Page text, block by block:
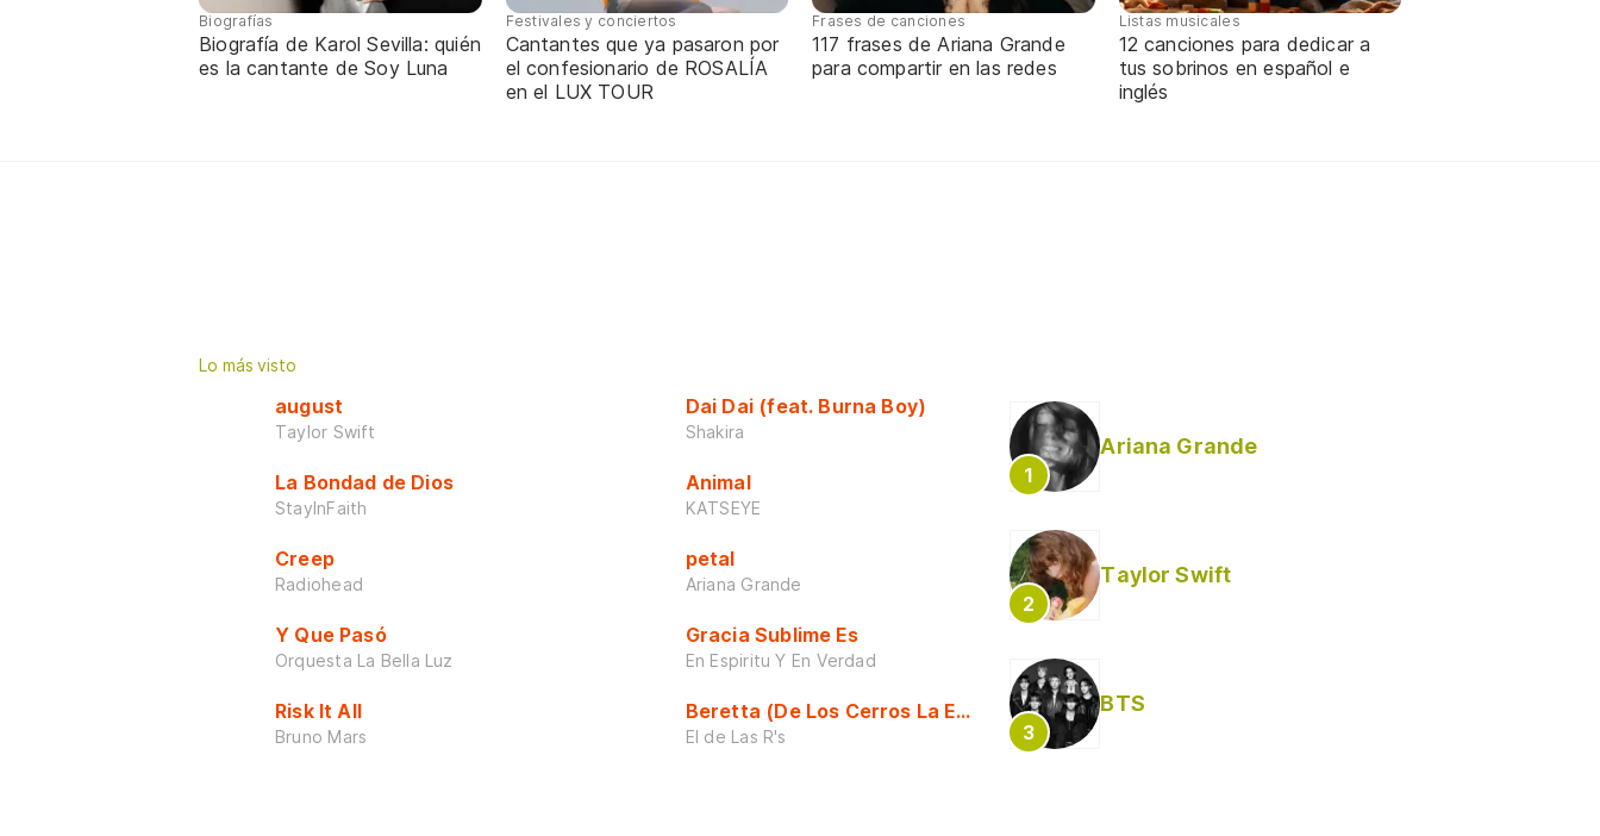
Biografías
Biografía de Karol Sevilla: quién
es la cantante de Soy Luna
Festivales y conciertos
Cantantes que ya pasaron por
el confesionario de ROSALÍA
en el LUX TOUR
Frases de canciones
117 frases de Ariana Grande
para compartir en las redes
Listas musicales
12 canciones para dedicar a
tus sobrinos en español e
inglés
Lo más visto
august
Taylor Swift
La Bondad de Dios
StayInFaith
Creep
Radiohead
Y Que Pasó
Orquesta La Bella Luz
Risk It All
Bruno Mars
Dai Dai (feat. Burna Boy)
Shakira
Animal
KATSEYE
petal
Ariana Grande
Gracia Sublime Es
En Espiritu Y En Verdad
Beretta (De Los Cerros La Escuela)
El de Las R's
Ariana Grande
Taylor Swift
BTS